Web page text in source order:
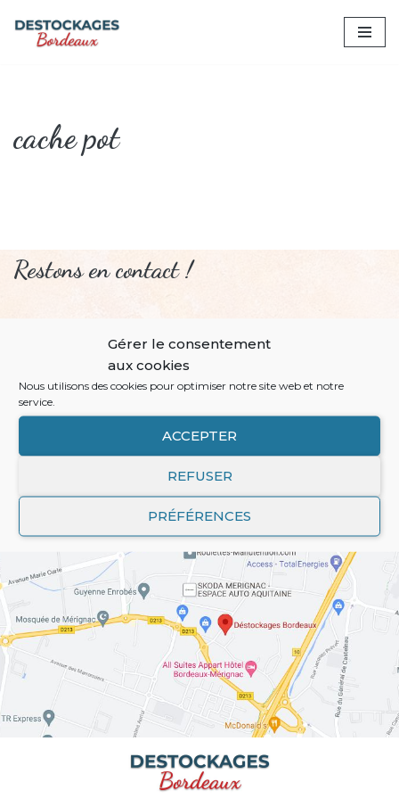
Gérer le consentement
aux cookies
Nous utilisons des cookies pour optimiser notre site web et notre
service.
ACCEPTER
REFUSER
PRÉFÉRENCES
Aller
cache pot
Restons en contact !
Profitez de nos conseils et actualités avant tout le
Suivez-nous sur les réseaux sociaux.